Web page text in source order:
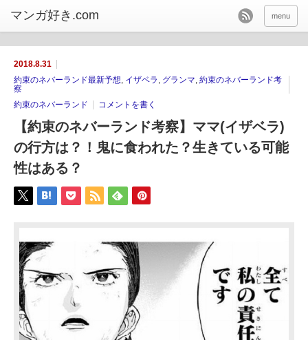
menu
2018.8.31
約束のネバーランド最新予想, イザベラ , グランマ, 約束のネバーランド考
察
約束のネバーランド
コメントを書く
【約束のネバーランド考察】ママ(イザベラ)
の行方は？！鬼に食われた？生きている可能
性はある？